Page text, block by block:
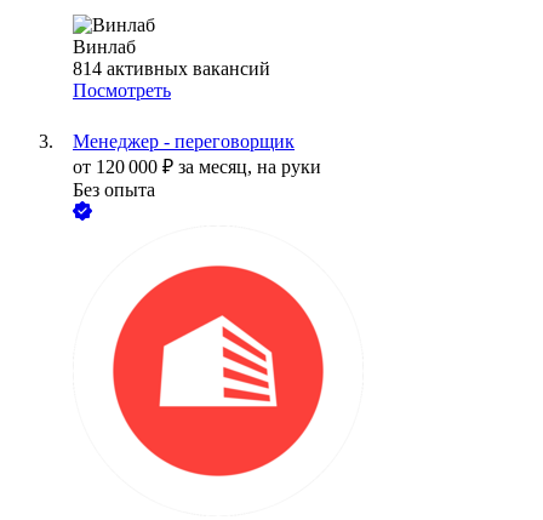
Винлаб
814 активных вакансий
Посмотреть
Менеджер - переговорщик
от 120 000 ₽ за месяц, на руки
Без опыта